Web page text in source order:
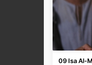
09 Isa Al-